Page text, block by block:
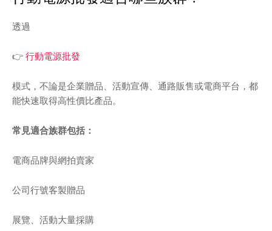
透過
👉 行動電源批發
模式，不論是企業贈品、活動宣傳、通路販售或電商平台，都
能快速取得高性價比產品。
常見適合族群包括：
電商品牌與網拍賣家
公司行號客製贈品
展覽、活動大量採購